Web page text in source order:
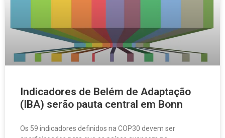
Indicadores de Belém de Adaptação
(IBA) serão pauta central em Bonn
Os 59 indicadores definidos na COP30 devem ser